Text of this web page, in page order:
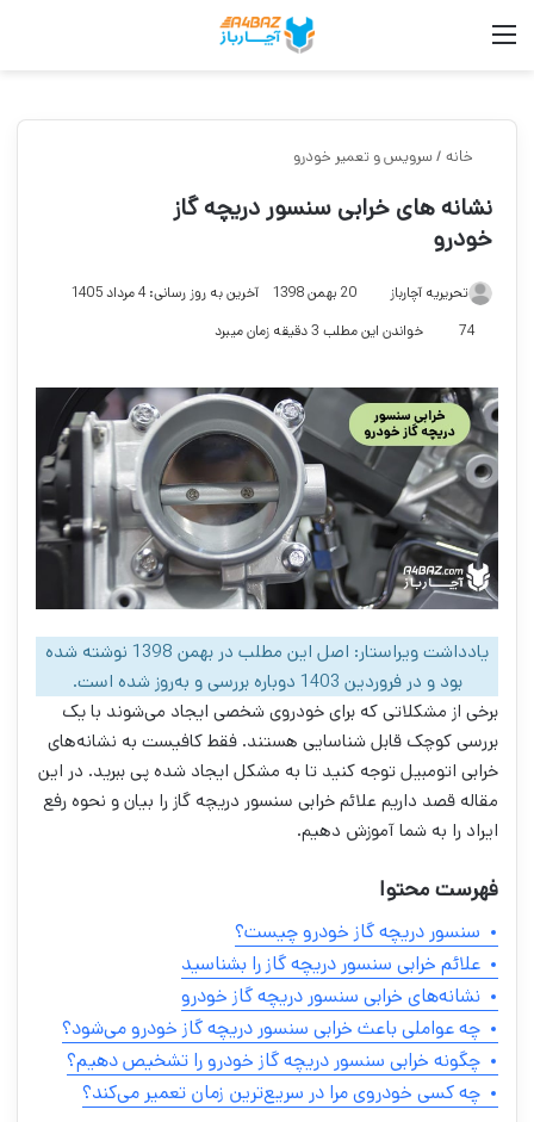
منو
خانه /سرویس و تعمیر خودرو
نشانه های خرابی سنسور دریچه گاز
خودرو
تحریریه آچارباز 20 بهمن 1398
آخرین به روز رسانی: 4 مرداد 1405
74
خواندن این مطلب 3 دقیقه زمان میبرد
یادداشت ویراستار: اصل این مطلب در بهمن 1398 نوشته شده
بود و در فروردین 1403 دوباره بررسی و به‌روز شده است.
برخی از مشکلاتی که برای خودروی شخصی ایجاد می‌شوند با یک
بررسی کوچک قابل شناسایی هستند. فقط کافیست به نشانه‌های
خرابی اتومبیل توجه کنید تا به مشکل ایجاد شده پی ببرید. در این
مقاله قصد داریم علائم خرابی سنسور دریچه گاز را بیان و نحوه رفع
ایراد را به شما آموزش دهیم.
فهرست محتوا
سنسور دریچه گاز خودرو چیست؟
علائم خرابی سنسور دریچه گاز را بشناسید
نشانه‌های خرابی سنسور دریچه گاز خودرو
چه عواملی باعث خرابی سنسور دریچه گاز خودرو می‌شود؟
چگونه خرابی سنسور دریچه گاز خودرو را تشخیص دهیم؟
چه کسی خودروی مرا در سریع‌ترین زمان تعمیر می‌کند؟